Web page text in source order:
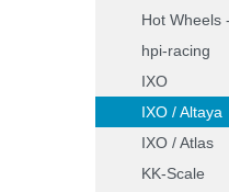
Hot Wheels
hpi-racing
IXO
IXO / Altaya
IXO / Atlas
KK-Scale